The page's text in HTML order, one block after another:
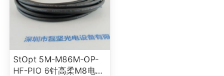
StOpt 5M-M86M-OP-
HF-PIO 6针高柔M8电源